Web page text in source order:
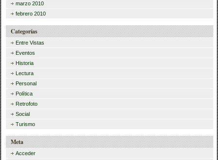
marzo 2010
febrero 2010
Categorías
Entre Vistas
Eventos
Historia
Lectura
Personal
Política
Retrofoto
Social
Turismo
Meta
Acceder